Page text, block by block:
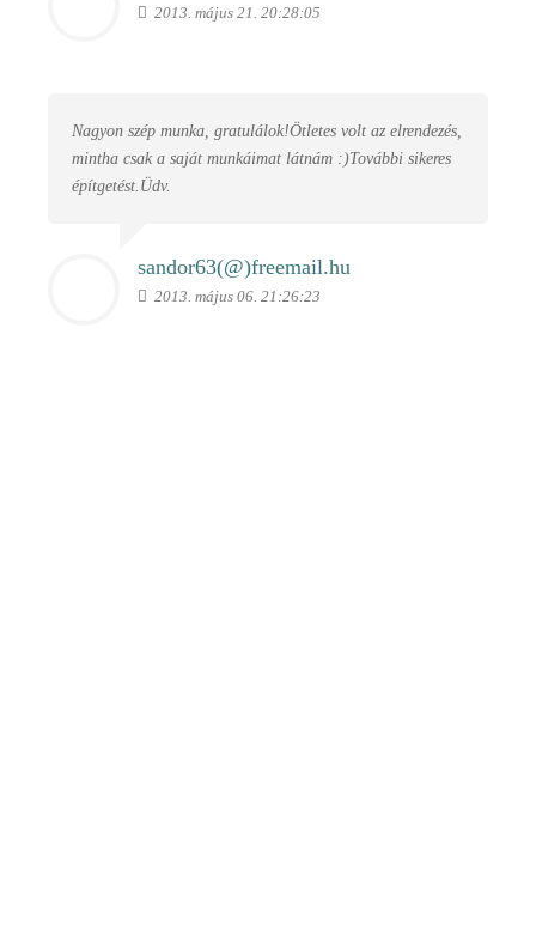
2013. május 21. 20:28:05
Nagyon szép munka, gratulálok!Ötletes volt az elrendezés,
mintha csak a saját munkáimat látnám :)További sikeres
építgetést.Üdv.
sandor63(@)freemail.hu
2013. május 06. 21:26:23